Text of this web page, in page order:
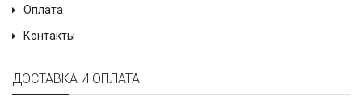
Оплата
Контакты
ДОСТАВКА И ОПЛАТА